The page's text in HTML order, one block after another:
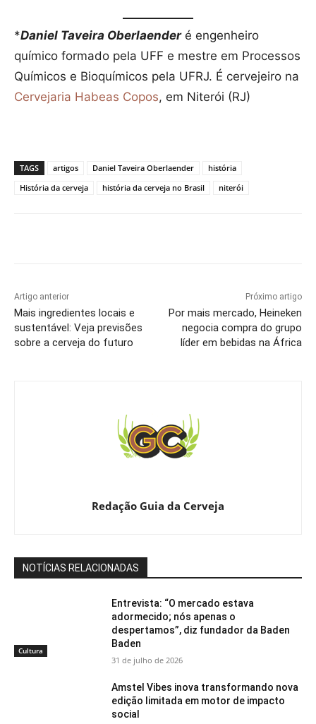
*Daniel Taveira Oberlaenderé engenheiro
químico formado pela UFF e mestre em Processos
Químicos e Bioquímicos pela UFRJ. É cervejeiro na
Cervejaria Habeas Copos, em Niterói (RJ)
TAGS artigos Daniel Taveira Oberlaender
história
História da cerveja
história da cerveja no Brasil niterói
Artigo anterior
Mais ingredientes locais e
sustentável: Veja previsões
sobre a cerveja do futuro
Próximo artigo
Por mais mercado, Heineken
negocia compra do grupo
líder em bebidas na África
Redação Guia da Cerveja
NOTÍCIAS RELACIONADAS
Cultura
Entrevista: “O mercado estava
adormecido; nós apenas o
despertamos”, diz fundador da Baden
Baden
31 de julho de 2026
Amstel Vibes inova transformando nova
edição limitada em motor de impacto
social